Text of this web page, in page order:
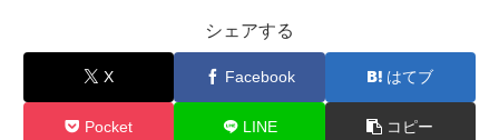
シェアする
X Facebook はてブ
Pocket LINE コピー